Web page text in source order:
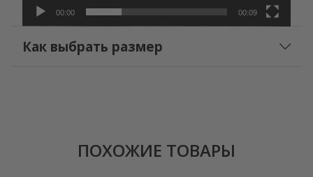
00:00 00:09
Как выбрать размер
ПОХОЖИЕ ТОВАРЫ